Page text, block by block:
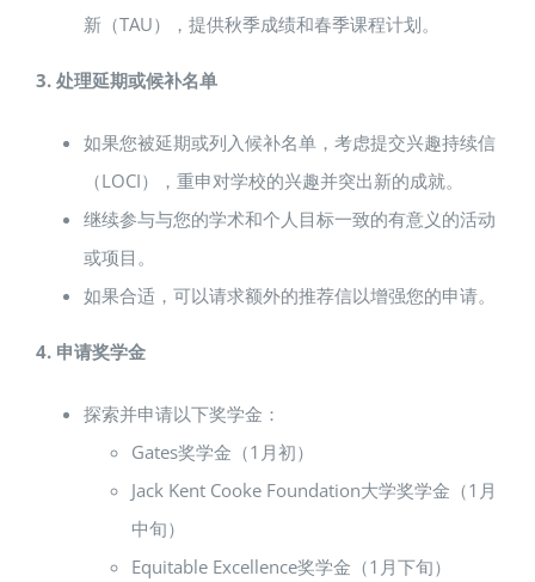
新（TAU），提供秋季成绩和春季课程计划。
3. 处理延期或候补名单
如果您被延期或列入候补名单，考虑提交兴趣持续信
（LOCI），重申对学校的兴趣并突出新的成就。
继续参与与您的学术和个人目标一致的有意义的活动
或项目。
如果合适，可以请求额外的推荐信以增强您的申请。
4. 申请奖学金
探索并申请以下奖学金：
Gates奖学金（1月初）
Jack Kent Cooke Foundation大学奖学金（1月
中旬）
Equitable Excellence奖学金（1月下旬）